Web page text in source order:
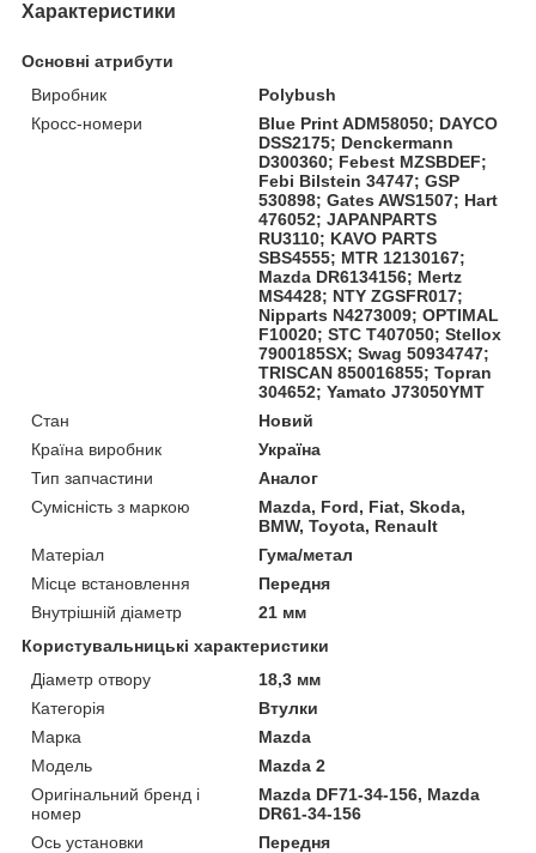
Характеристики
Основні атрибути
Виробник
Polybush
Кросс-номери
Blue Print ADM58050; DAYCO
DSS2175; Denckermann
D300360; Febest MZSBDEF;
Febi Bilstein 34747; GSP
530898; Gates AWS1507; Hart
476052; JAPANPARTS
RU3110; KAVO PARTS
SBS4555; MTR 12130167;
Mazda DR6134156; Mertz
MS4428; NTY ZGSFR017;
Nipparts N4273009; OPTIMAL
F10020; STC T407050; Stellox
7900185SX; Swag 50934747;
TRISCAN 850016855; Topran
304652; Yamato J73050YMT
Стан
Новий
Країна виробник
Україна
Тип запчастини
Аналог
Сумісність з маркою
Mazda, Ford, Fiat, Skoda,
BMW, Toyota, Renault
Матеріал
Гума/метал
Місце встановлення
Передня
Внутрішній діаметр
21 мм
Користувальницькі характеристики
Діаметр отвору
18,3 мм
Категорія
Втулки
Марка
Mazda
Мoдель
Mazda 2
Оригінальний бренд і
номер
Mazda DF71-34-156, Mazda
DR61-34-156
Ось установки
Передня